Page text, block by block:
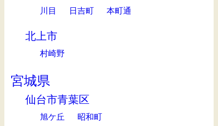
川目
日吉町 本町通
北上市
村崎野
宮城県
仙台市青葉区
旭ケ丘 昭和町